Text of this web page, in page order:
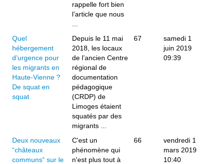
rappelle fort bien
l’article que nous
Quel
hébergement
d’urgence pour
les migrants en
Haute-Vienne ?
De squat en
squat
Depuis le 11 mai
2018, les locaux
de l’ancien Centre
régional de
documentation
pédagogique
(CRDP) de
Limoges étaient
squatés par des
migrants ...
67
samedi 1
juin 2019
09:39
Deux nouveaux
“châteaux
communs“ sur le
C'est un
phénomène qui
n'est plus tout à
66
vendredi 1
mars 2019
10:40